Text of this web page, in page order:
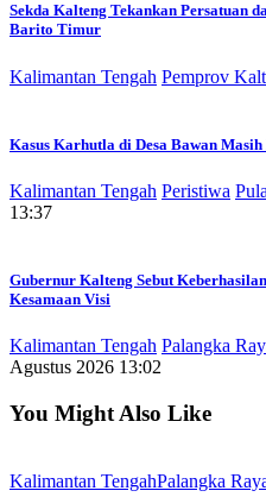
Sekda Kalteng Tekankan Persatuan
Barito Timur
Kalimantan Tengah Pemprov
Kasus Karhutla di Desa Bawan
Kalimantan Tengah Peristiwa
13:37
Gubernur Kalteng Sebut
Kesamaan Visi
Kalimantan Tengah Palangka
Agustus 2026 13:02
You Might Also Like
Kalimantan TengahPalangka